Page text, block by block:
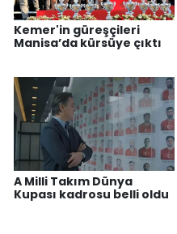
Kemer'in güreşçileri
Manisa’da kürsüye çıktı
A Milli Takım Dünya
Kupası kadrosu belli oldu